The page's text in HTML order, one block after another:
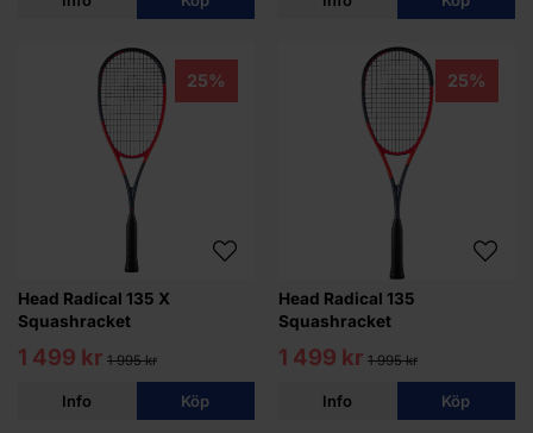
25%
Head Radical 135 X
Squashracket
1 499 kr 1 995 kr
Info Köp
25%
Head Radical 135
Squashracket
1 499 kr 1 995 kr
Info Köp